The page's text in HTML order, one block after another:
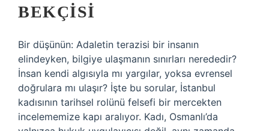
BEKÇISI
Bir düşünün: Adaletin terazisi bir insanın
elindeyken, bilgiye ulaşmanın sınırları nerededir?
İnsan kendi algısıyla mı yargılar, yoksa evrensel
doğrulara mı ulaşır? İşte bu sorular, İstanbul
kadısının tarihsel rolünü felsefi bir mercekten
incelememize kapı aralıyor. Kadı, Osmanlı’da